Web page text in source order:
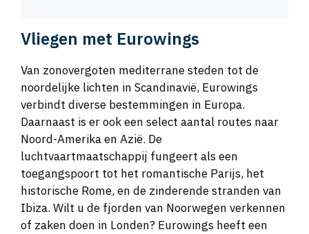
Vliegen met Eurowings
Van zonovergoten mediterrane steden tot de
noordelijke lichten in Scandinavië, Eurowings
verbindt diverse bestemmingen in Europa.
Daarnaast is er ook een select aantal routes naar
Noord-Amerika en Azië. De
luchtvaartmaatschappij fungeert als een
toegangspoort tot het romantische Parijs, het
historische Rome, en de zinderende stranden van
Ibiza. Wilt u de fjorden van Noorwegen verkennen
of zaken doen in Londen? Eurowings heeft een